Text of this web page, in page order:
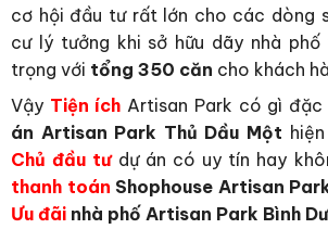
cơ hội đầu tư rất lớn cho các dòng
cư lý tưởng khi sở hữu dãy nhà
trọng với tổng 350 căn cho khách
Vậy Tiện ích Artisan Park có gì đặc
án Artisan Park Thủ Dầu Một
Chủ đầu tư dự án có uy tín hay
thanh toán Shophouse Artisan
Ưu đãi nhà phố Artisan Park Bình